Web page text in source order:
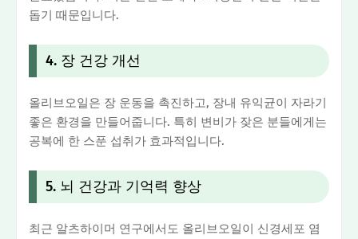
돕기 때문입니다.
4. 장 건강 개선
올리브오일은 장 운동을 촉진하고, 장내 유익균이 자라기
좋은 환경을 만들어줍니다. 특히 변비가 잦은 분들에게는
공복에 한 스푼 섭취가 효과적입니다.
5. 뇌 건강과 기억력 향상
최근 알츠하이머 연구에서도 올리브오일이 신경세포 염